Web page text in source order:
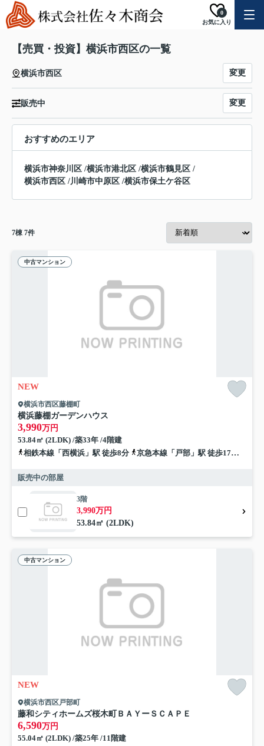
お気に入り
0
【売買・投資】横浜市西区の一覧
横浜市西区 変更
販売中 変更
おすすめのエリア
横浜市神奈川区 /横浜市港北区 /横浜市鶴見区 /
横浜市西区 /川崎市中原区 /横浜市保土ケ谷区
7棟 7件
中古マンション
NEW
横浜市西区藤棚町
横浜藤棚ガーデンハウス
3,990万円
53.84㎡ (2LDK) /築33年 /4階建
相鉄本線「西横浜」駅 徒歩8分
京急本線「戸部」駅 徒歩17分
販売中の部屋
3階
3,990万円
53.84㎡ (2LDK)
中古マンション
NEW
横浜市西区戸部町
藤和シティホームズ桜木町ＢＡＹーＳＣＡＰＥ
6,590万円
55.04㎡ (2LDK) /築25年 /11階建